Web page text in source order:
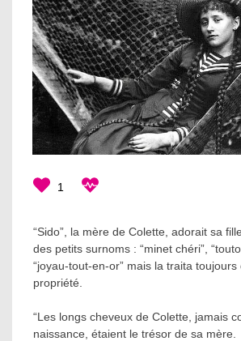
1
“Sido”, la mère de Colette, adorait sa
des petits surnoms : “minet chéri”,
“joyau-tout-en-or” mais la traita toujours
propriété.
“Les longs cheveux de Colette, jamais
naissance, étaient le trésor de sa mère.